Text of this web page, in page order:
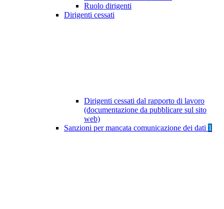
Ruolo dirigenti
Dirigenti cessati
Dirigenti cessati dal rapporto di lavoro
(documentazione da pubblicare sul sito
web)
Sanzioni per mancata comunicazione dei dati 1